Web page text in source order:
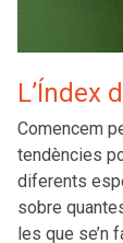
L’Índex
Comencem
tendències
diferents
sobre
les que se’n